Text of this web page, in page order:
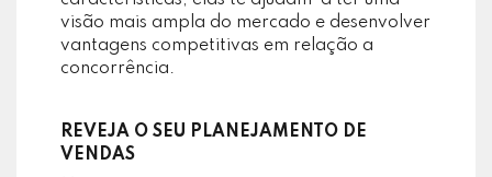
visão mais ampla do mercado e desenvolver
vantagens competitivas em relação a
concorrência.
REVEJA O SEU PLANEJAMENTO DE
VENDAS